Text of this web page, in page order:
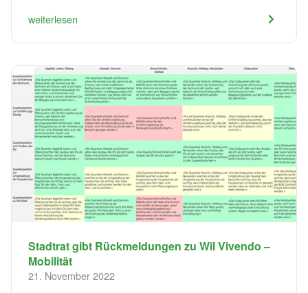
weiterlesen
Stadtrat gibt Rückmeldungen zu Wil Vivendo –
Mobilität
21. November 2022